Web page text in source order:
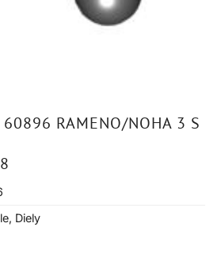
60896 RAMENO/NOHA 3 S
, Diely